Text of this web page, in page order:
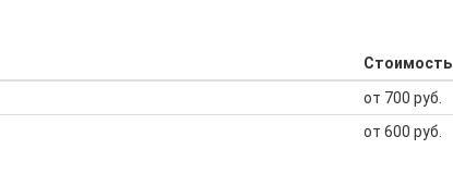
Стоимость
от 700 руб.
от 600 руб.